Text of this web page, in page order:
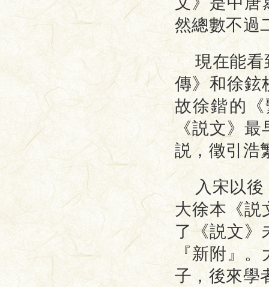
然總數不過
現在能
傳》和徐鉉
故徐鍇的
《説文》
説，徵引浩
入宋以
大徐本《説
了《説文》
『新附』
子，後來學